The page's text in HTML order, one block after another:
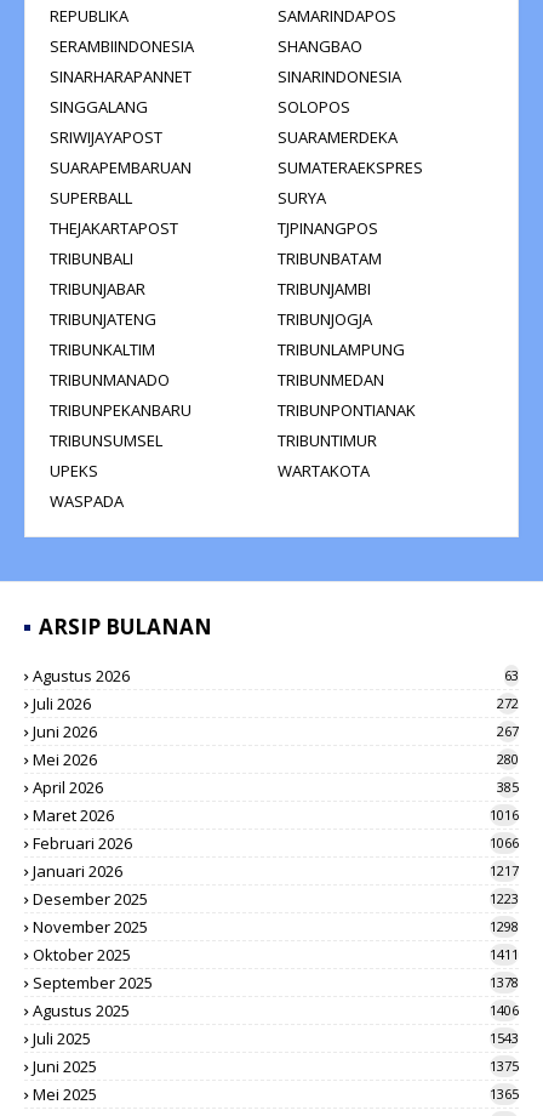
REPUBLIKA
SAMARINDAPOS
SERAMBIINDONESIA
SHANGBAO
SINARHARAPANNET
SINARINDONESIA
SINGGALANG
SOLOPOS
SRIWIJAYAPOST
SUARAMERDEKA
SUARAPEMBARUAN
SUMATERAEKSPRES
SUPERBALL
SURYA
THEJAKARTAPOST
TJPINANGPOS
TRIBUNBALI
TRIBUNBATAM
TRIBUNJABAR
TRIBUNJAMBI
TRIBUNJATENG
TRIBUNJOGJA
TRIBUNKALTIM
TRIBUNLAMPUNG
TRIBUNMANADO
TRIBUNMEDAN
TRIBUNPEKANBARU
TRIBUNPONTIANAK
TRIBUNSUMSEL
TRIBUNTIMUR
UPEKS
WARTAKOTA
WASPADA
ARSIP BULANAN
Agustus 2026 63
Juli 2026 272
Juni 2026 267
Mei 2026 280
April 2026 385
Maret 2026 1016
Februari 2026 1066
Januari 2026 1217
Desember 2025 1223
November 2025 1298
Oktober 2025 1411
September 2025 1378
Agustus 2025 1406
Juli 2025 1543
Juni 2025 1375
Mei 2025 1365